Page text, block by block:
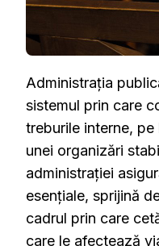
Administrația
sistemul prin care
treburile interne,
unei organizări
administrației
esențiale, sprijină
cadrul prin care
care le afectează